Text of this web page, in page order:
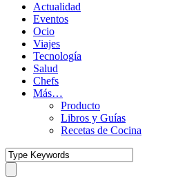
Actualidad
Eventos
Ocio
Viajes
Tecnología
Salud
Chefs
Más…
Producto
Libros y Guías
Recetas de Cocina